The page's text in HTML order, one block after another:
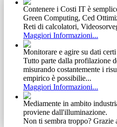
Contenere i Costi IT è
Green Computing, Ced
Reti di calcolatori,
Maggiori Informazioni...
Monitorare e agire su dati
Tutto parte dalla profilazione
misurando costantemente i
empirico è possibilie...
Maggiori Informazioni...
Mediamente in ambito
proviene dall'illuminazione.
Non ti sembra troppo?